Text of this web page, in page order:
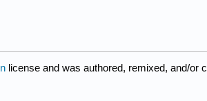
license and was authored, remixed, and/or